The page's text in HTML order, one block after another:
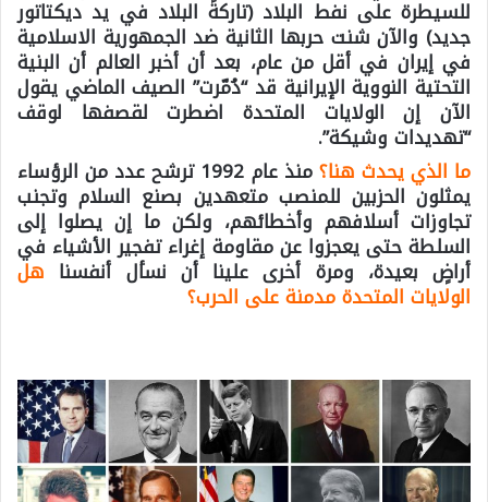
للسيطرة على نفط البلاد (تاركةً البلاد في يد ديكتاتور
جديد) والآن شنت حربها الثانية ضد الجمهورية الاسلامية
في إيران في أقل من عام، بعد أن أخبر العالم أن البنية
التحتية النووية الإيرانية قد “دُمّرت” الصيف الماضي يقول
الآن إن الولايات المتحدة اضطرت لقصفها لوقف
“تهديدات وشيكة”.
ما الذي يحدث هنا؟
منذ عام 1992 ترشح عدد من الرؤساء
يمثلون الحزبين للمنصب متعهدين بصنع السلام وتجنب
تجاوزات أسلافهم وأخطائهم، ولكن ما إن يصلوا إلى
السلطة حتى يعجزوا عن مقاومة إغراء تفجير الأشياء في
أراضٍ بعيدة، ومرة ​​أخرى علينا أن نسأل أنفسنا هل
الولايات المتحدة مدمنة على الحرب؟